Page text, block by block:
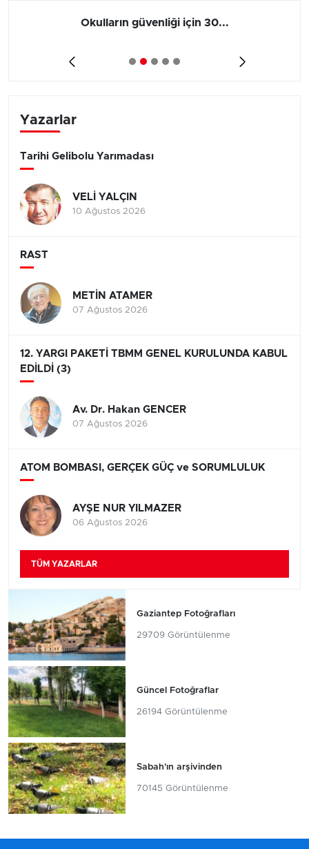
Okulların güvenliği için 30...
Yazarlar
Tarihi Gelibolu Yarımadası
VELİ YALÇIN
10 Ağustos 2026
RAST
METİN ATAMER
07 Ağustos 2026
12. YARGI PAKETİ TBMM GENEL KURULUNDA KABUL
EDİLDİ (3)
Av. Dr. Hakan GENCER
07 Ağustos 2026
ATOM BOMBASI, GERÇEK GÜÇ ve SORUMLULUK
AYŞE NUR YILMAZER
06 Ağustos 2026
TÜM YAZARLAR
Gaziantep Fotoğrafları
29709 Görüntülenme
Güncel Fotoğraflar
26194 Görüntülenme
Sabah'ın arşivinden
70145 Görüntülenme